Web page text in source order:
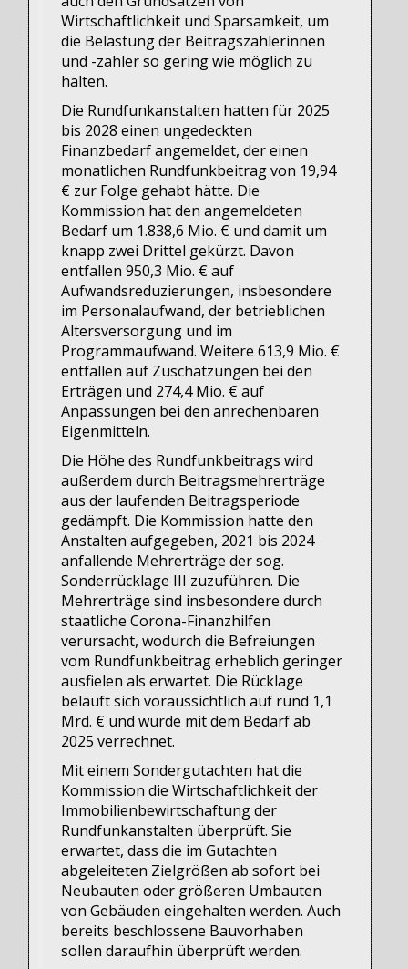
Wirtschaftlichkeit und Sparsamkeit, um
die Belastung der Beitragszahlerinnen
und -zahler so gering wie möglich zu
halten.
Die Rundfunkanstalten hatten für 2025
bis 2028 einen ungedeckten
Finanzbedarf angemeldet, der einen
monatlichen Rundfunkbeitrag von 19,94
€ zur Folge gehabt hätte. Die
Kommission hat den angemeldeten
Bedarf um 1.838,6 Mio. € und damit um
knapp zwei Drittel gekürzt. Davon
entfallen 950,3 Mio. € auf
Aufwandsreduzierungen, insbesondere
im Personalaufwand, der betrieblichen
Altersversorgung und im
Programmaufwand. Weitere 613,9 Mio. €
entfallen auf Zuschätzungen bei den
Erträgen und 274,4 Mio. € auf
Anpassungen bei den anrechenbaren
Eigenmitteln.
Die Höhe des Rundfunkbeitrags wird
außerdem durch Beitragsmehrerträge
aus der laufenden Beitragsperiode
gedämpft. Die Kommission hatte den
Anstalten aufgegeben, 2021 bis 2024
anfallende Mehrerträge der sog.
Sonderrücklage III zuzuführen. Die
Mehrerträge sind insbesondere durch
staatliche Corona-Finanzhilfen
verursacht, wodurch die Befreiungen
vom Rundfunkbeitrag erheblich geringer
ausfielen als erwartet. Die Rücklage
beläuft sich voraussichtlich auf rund 1,1
Mrd. € und wurde mit dem Bedarf ab
2025 verrechnet.
Mit einem Sondergutachten hat die
Kommission die Wirtschaftlichkeit der
Immobilienbewirtschaftung der
Rundfunkanstalten überprüft. Sie
erwartet, dass die im Gutachten
abgeleiteten Zielgrößen ab sofort bei
Neubauten oder größeren Umbauten
von Gebäuden eingehalten werden. Auch
bereits beschlossene Bauvorhaben
sollen daraufhin überprüft werden.